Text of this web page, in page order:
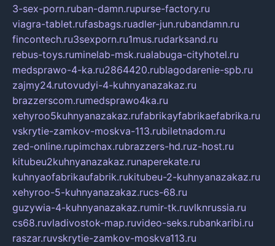
3-sex-porn.ruban-damn.rupurse-factory.ru
viagra-tablet.rufasbags.ruadler-jun.rubandamn.ru
fincontech.ru3sexporn.ru1mus.rudarksand.ru
rebus-toys.ruminelab-msk.rualabuga-cityhotel.ru
medsprawo-4-ka.ru2864420.rublagodarenie-spb.ru
zajmy24.rutovudyi-4-kuhnyanazakaz.ru
brazzerscom.rumedsprawo4ka.ru
xehyroo5kuhnyanazakaz.rufabrikayfabrikaefabrika.ru
vskrytie-zamkov-moskva-113.rubiletnadom.ru
zed-online.rupimchax.rubrazzers-hd.ruz-host.ru
kitubeu2kuhnyanazakaz.runaperekate.ru
kuhnyaofabrikaufabrik.rukitubeu-2-kuhnyanazakaz.ru
xehyroo-5-kuhnyanazakaz.rucs-68.ru
guzywia-4-kuhnyanazakaz.rumir-tk.ruvlknrussia.ru
cs68.ruvladivostok-map.ruvideo-seks.rubankaribi.ru
raszar.ruvskrytie-zamkov-moskva113.ru